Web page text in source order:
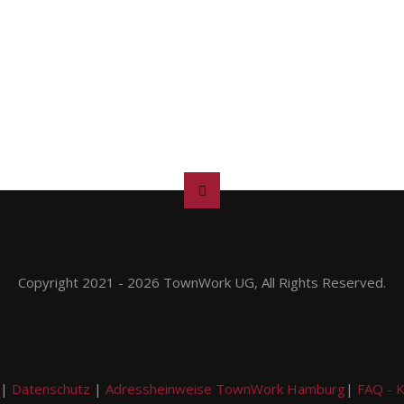
Copyright 2021 - 2026 TownWork UG, All Rights Reserved.
| Datenschutz | Adressheinweise TownWork Hamburg | FAQ -